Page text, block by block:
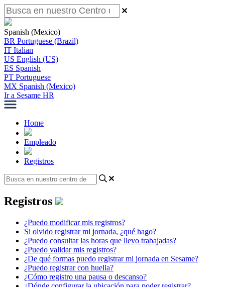
Spanish (Mexico)
BR Portuguese (Brazil)
IT Italian
US English (US)
ES Spanish
PT Portuguese
MX Spanish (Mexico)
Ir a Sesame HR
Home
Empleado
Registros
Registros
¿Puedo modificar mis registros?
Si olvido registrar mi jornada, ¿qué hago?
¿Puedo consultar las horas que llevo trabajadas?
¿Puedo validar mis registros?
¿De qué formas puedo registrar mi jornada en Sesame?
¿Puedo registrar con huella?
¿Cómo registro una pausa o descanso?